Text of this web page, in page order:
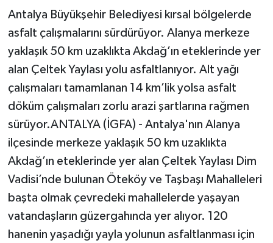
Antalya Büyükşehir Belediyesi kırsal bölgelerde
asfalt çalışmalarını sürdürüyor. Alanya merkeze
yaklaşık 50 km uzaklıkta Akdağ’ın eteklerinde yer
alan Çeltek Yaylası yolu asfaltlanıyor. Alt yağı
çalışmaları tamamlanan 14 km’lik yolsa asfalt
döküm çalışmaları zorlu arazi şartlarına rağmen
sürüyor.ANTALYA (İGFA) - Antalya'nın Alanya
ilçesinde merkeze yaklaşık 50 km uzaklıkta
Akdağ’ın eteklerinde yer alan Çeltek Yaylası Dim
Vadisi’nde bulunan Öteköy ve Taşbaşı Mahalleleri
başta olmak çevredeki mahallelerde yaşayan
vatandaşların güzergahında yer alıyor. 120
hanenin yaşadığı yayla yolunun asfaltlanması için